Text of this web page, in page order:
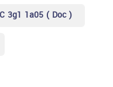
3g1 1a05 ( Doc )